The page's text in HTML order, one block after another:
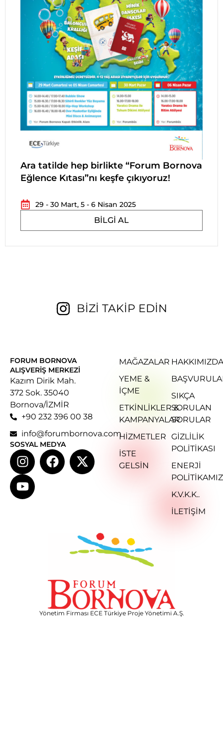
Ara tatilde hep birlikte “Forum Bornova
Eğlence Kıtası”nı keşfe çıkıyoruz!
29 - 30 Mart, 5 - 6 Nisan 2025
BILGI AL
BİZİ TAKİP EDİN
FORUM BORNOVA
ALIŞVERIŞ MERKEZI
Kazım Dirik Mah.
372 Sok. 35040
Bornova/İZMİR
+90 232 396 00 38
info@forumbornova.com
SOSYAL MEDYA
MAĞAZALAR
YEME &
İÇME
ETKINLIKLER &
KAMPANYALAR
HIZMETLER
İSTE
GELSIN
HAKKIMIZDA
SIKÇA
SORULAN
SORULAR
GIZLILIK
POLITIKASI
ENERJI
POLITIKAMIZ
K.V.K.K..
İLETİŞİM
Yönetim Firması ECE Türkiye Proje Yönetimi A.Ş.